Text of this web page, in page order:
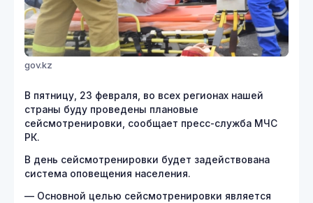
gov.kz
В пятницу, 23 февраля, во всех регионах нашей
страны буду проведены плановые
сейсмотренировки, сообщает пресс-служба МЧС
РК.
В день сейсмотренировки будет задействована
система оповещения населения.
— Основной целью сейсмотренировки является